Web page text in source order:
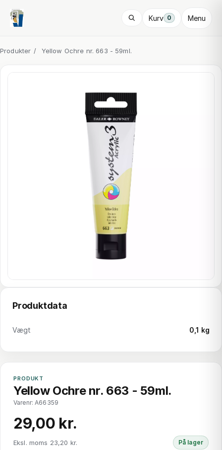
Kurv 0 Menu
Produkter / Yellow Ochre nr. 663 - 59ml.
Produktdata
Vægt 0,1 kg
PRODUKT
Yellow Ochre nr. 663 - 59ml.
Varenr: A66359
29,00 kr.
Eksl. moms 23,20 kr. På lager